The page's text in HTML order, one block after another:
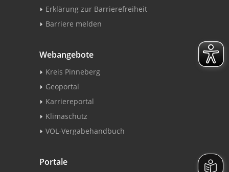
Erklärung zur Barrierefreiheit
Barriere melden
Webangebote
Kreis Pinneberg
Geoportal
Karriereportal
Klimaschutz
VOL-Vergabehandbuch
Portale